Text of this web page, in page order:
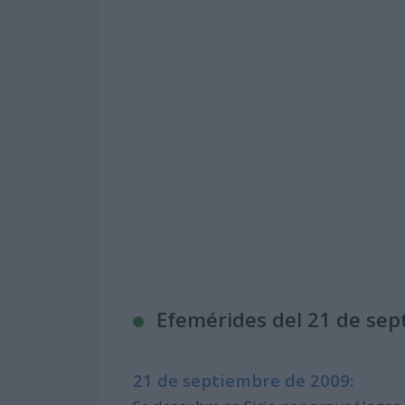
Efemérides del 21 de
21 de septiembre de 2009: